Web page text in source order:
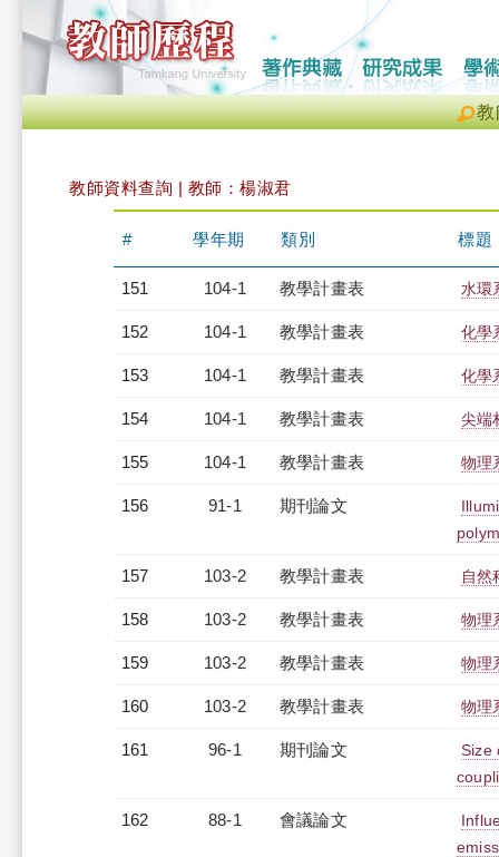
教
教師資料查詢 | 教師：楊淑君
# 學年期 類別 標題
151 104-1 教學計畫表 水環
152 104-1 教學計畫表 化學
153 104-1 教學計畫表 化學
154 104-1 教學計畫表 尖端
155 104-1 教學計畫表 物理
156 91-1 期刊論文
157 103-2 教學計畫表 自然
158 103-2 教學計畫表 物理
159 103-2 教學計畫表 物理
160 103-2 教學計畫表 物理
161 96-1 期刊論文
Size
162 88-1 會議論文